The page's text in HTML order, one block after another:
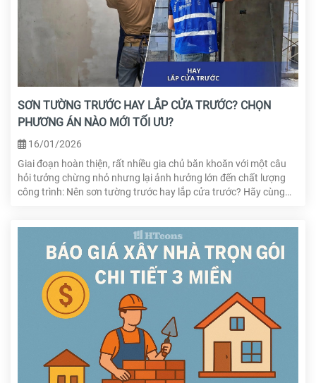
SƠN TƯỜNG TRƯỚC HAY LẮP CỬA TRƯỚC? CHỌN
PHƯƠNG ÁN NÀO MỚI TỐI ƯU?
16/01/2026
Giai đoạn hoàn thiện, rất nhiều gia chủ băn khoăn với một câu
hỏi tưởng chừng nhỏ nhưng lại ảnh hưởng lớn đến chất lượng
công trình: Nên sơn tường trước hay lắp cửa trước? Hãy cùng